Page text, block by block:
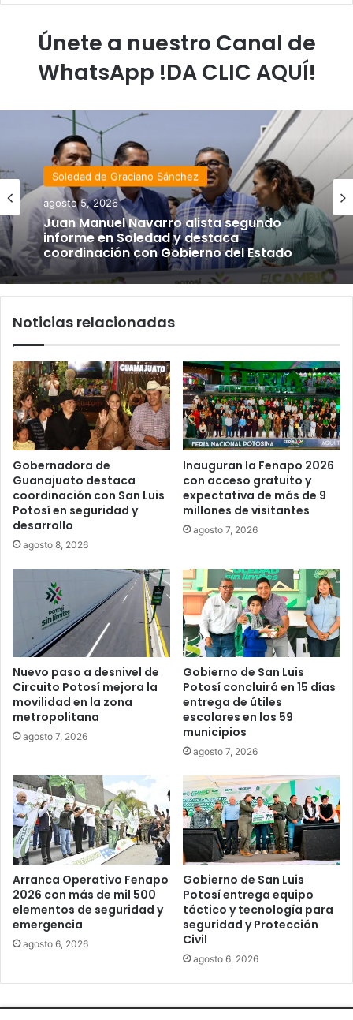
Únete a nuestro Canal de
WhatsApp !DA CLIC AQUÍ!
Soledad de Graciano Sánchez
agosto 5, 2026
Juan Manuel Navarro alista segundo
informe en Soledad y destaca
coordinación con Gobierno del Estado
Noticias relacionadas
Gobernadora de
Guanajuato destaca
coordinación con San Luis
Potosí en seguridad y
desarrollo
agosto 8, 2026
Inauguran la Fenapo 2026
con acceso gratuito y
expectativa de más de 9
millones de visitantes
agosto 7, 2026
Nuevo paso a desnivel de
Circuito Potosí mejora la
movilidad en la zona
metropolitana
agosto 7, 2026
Gobierno de San Luis
Potosí concluirá en 15 días
entrega de útiles
escolares en los 59
municipios
agosto 7, 2026
Arranca Operativo Fenapo
2026 con más de mil 500
elementos de seguridad y
emergencia
agosto 6, 2026
Gobierno de San Luis
Potosí entrega equipo
táctico y tecnología para
seguridad y Protección
Civil
agosto 6, 2026